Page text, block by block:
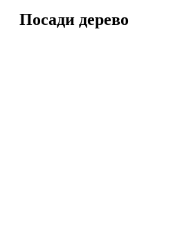
Посади дерево